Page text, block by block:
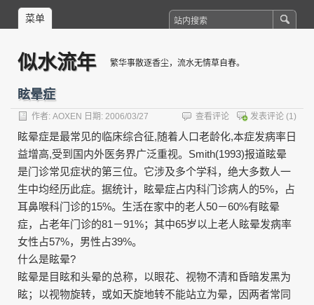
菜单
似水流年 繁华事散逐香尘，流水无情草自春。
眩晕症
作者: AOXEN 日期: 2006/03/27 发表评论 (1)
查看评论
眩晕症是最常见的临床综合征,随着人口老龄化,本症发病率日
益增高,受到国内外医务界广泛重视。Smith(1993)报道眩晕
是门诊常见症状的第三位。它涉及多个学科，绝大多数人一
生中均经历此症。据统计，眩晕症占内科门诊病人的5%，占
耳鼻喉科门诊的15%。生活在家中的老人50－60%有眩晕
症，占老年门诊的81－91%；其中65岁以上老人眩晕发病率
女性占57%，男性占39%。
什么是眩晕?
眩晕是目眩和头晕的总称，以眼花、视物不清和昏暗发黑为
眩；以视物旋转，或如天旋地转不能站立为晕，因两者常同